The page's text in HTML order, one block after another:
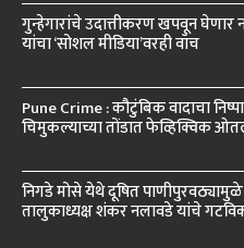
गुन्हेगारांचे उदात्तीकरण खपवून घेणार
यांचा ‘सोशल मीडिया’वरही वॉच
Pune Crime : कौटुंबिक वादाचा
चिमुकल्याच्या तोंडात फेव्हिक्विक
निगडे मोसे येथे दूषित
तालुकाध्यक्ष शंकर नलावडे यांचे